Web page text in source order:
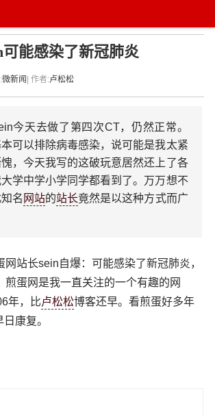
可能感染了新冠肺炎
微新闻 | 作者:卢松松
今天去做了第四次CT，仍然正常。
可以排除病毒感染，说可能是我太紧
，今天我写的这破玩意居然还上了各
学中学小学同学都看到了。万万想不
名 网站的站长竟然是以这种方式而广
网站长sein自爆：可能感染了新冠肺炎，
煎蛋网是我一直关注的一个有趣的网
年，比卢松松博客还早。看煎蛋好多年
康复。